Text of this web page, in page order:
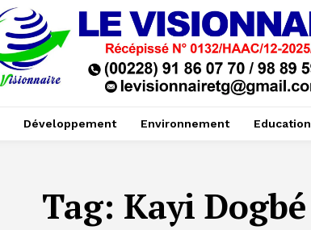
Développement Environnement Education
Tag: Kayi Dogbé